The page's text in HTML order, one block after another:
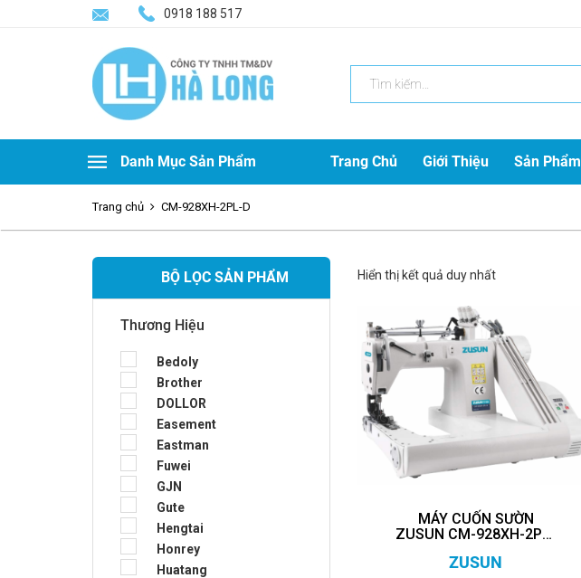
0918 188 517
Danh Mục Sản Phẩm Trang Chủ Giới Thiệu Sản Phẩm
Trang chủ CM-928XH-2PL-D
BỘ LỌC SẢN PHẨM
Thương Hiệu
Bedoly
Brother
DOLLOR
Easement
Eastman
Fuwei
GJN
Gute
Hengtai
Honrey
Huatang
Hiển thị kết quả duy nhất
MÁY CUỐN SƯỜN
ZUSUN CM-928XH-2PL-
ZUSUN